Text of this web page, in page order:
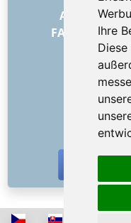
Ihre
Allgemeine
FAQ – für